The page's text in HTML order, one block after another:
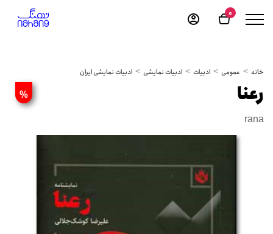
0
خانه عمومی ادبیات ادبیات نمایشی ادبیات نمایشی ایران
% رعنا
rana